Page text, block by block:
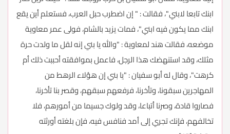
ابنك تابعا لابني"، فقالت : " إن اضطرب حبل العرب، فستعلم أين يقع
ابنك مما يكون فيه ابني"، فمات يزيد بالشام، فولى عمر معاوية
موضعه، فقالت هند لمعاوية : "والله يا بني إنه لقل ما ولدت حرة
مثلك، وقد استنهضك هذا الرجل، فاعمل بموافقته أحببت ذلك أم
كرهت"، وقال له أبو سفيان : "يا بني إن هؤلاء الرهط من
المهاجرين سبقونا، وتأخرنا، فرفعهم سبقهم، وقصر بنا تأخرنا،
فصاروا قادة، وصرنا أتباعا، وقد ولوك جسيما من أمورهم، فلا
تخالفهم، فإنك تجري إلى أمد فنافس فيه، فإن بلغته أورثته